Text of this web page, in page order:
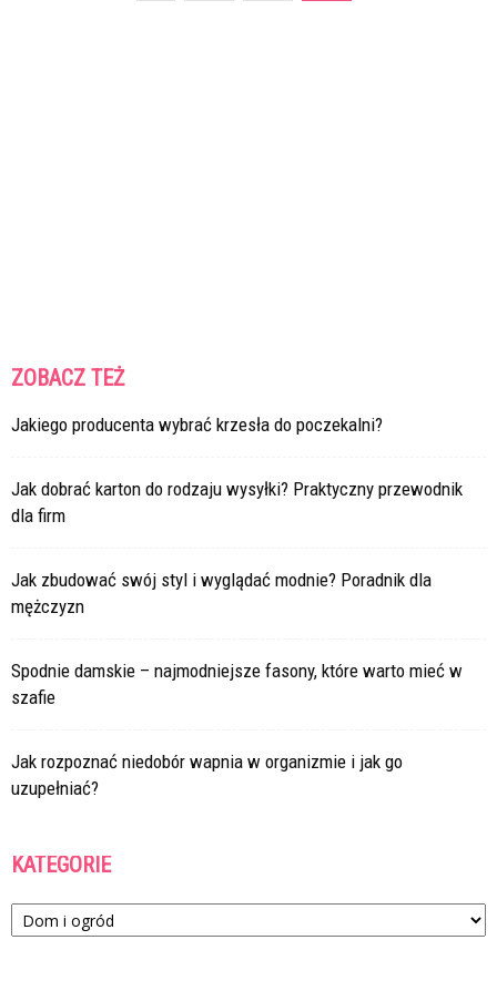
ZOBACZ TEŻ
Jakiego producenta wybrać krzesła do poczekalni?
Jak dobrać karton do rodzaju wysyłki? Praktyczny przewodnik
dla firm
Jak zbudować swój styl i wyglądać modnie? Poradnik dla
mężczyzn
Spodnie damskie – najmodniejsze fasony, które warto mieć w
szafie
Jak rozpoznać niedobór wapnia w organizmie i jak go
uzupełniać?
KATEGORIE
Kategorie